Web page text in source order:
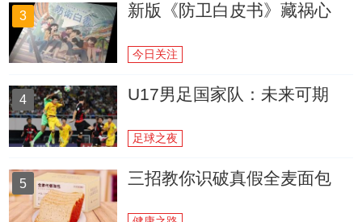
3 新版《防卫白皮书》藏祸心
今日关注
4 U17男足国家队：未来可期
足球之夜
5 三招教你识破真假全麦面包